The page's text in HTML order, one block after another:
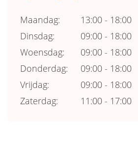
Maandag:
13:00 - 18:00
Dinsdag:
09:00 - 18:00
Woensdag:
09:00 - 18:00
Donderdag:
09:00 - 18:00
Vrijdag:
09:00 - 18:00
Zaterdag:
11:00 - 17:00